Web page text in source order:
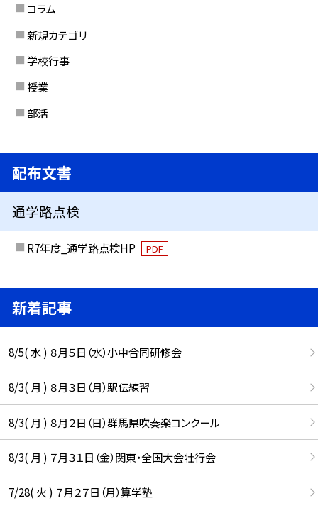
コラム
新規カテゴリ
学校行事
授業
部活
配布文書
通学路点検
R7年度_通学路点検HP PDF
新着記事
8/5( 水 ) ８月５日（水）小中合同研修会
8/3( 月 ) ８月３日（月）駅伝練習
8/3( 月 ) ８月２日（日）群馬県吹奏楽コンクール
8/3( 月 ) ７月３１日（金）関東・全国大会壮行会
7/28( 火 ) ７月２７日（月）算学塾